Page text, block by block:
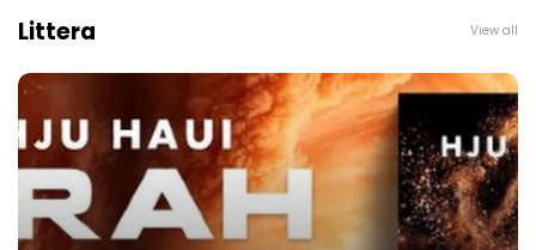
Littera View all